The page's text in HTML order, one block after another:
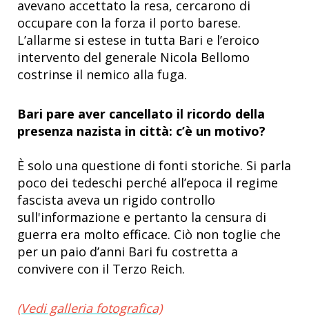
avevano accettato la resa, cercarono di
occupare con la forza il porto barese.
L’allarme si estese in tutta Bari e l’eroico
intervento del generale Nicola Bellomo
costrinse il nemico alla fuga.
Bari pare aver cancellato il ricordo della
presenza nazista in città: c’è un motivo?
È solo una questione di fonti storiche. Si parla
poco dei tedeschi perché all’epoca il regime
fascista aveva un rigido controllo
sull'informazione e pertanto la censura di
guerra era molto efficace. Ciò non toglie che
per un paio d’anni Bari fu costretta a
convivere con il Terzo Reich.
(Vedi galleria fotografica)